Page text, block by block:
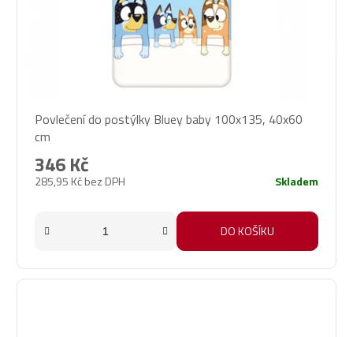
Povlečení do postýlky Bluey baby 100x135, 40x60
cm
285,95 Kč bez DPH
346 Kč
Skladem
DO KOŠÍKU